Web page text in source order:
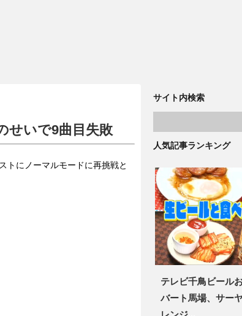
せいで9曲目失敗
トにノーマルモードに再挑戦と
サイト内検索
人気記事ランキング
テレビ千鳥ビール
バート馬場、サー